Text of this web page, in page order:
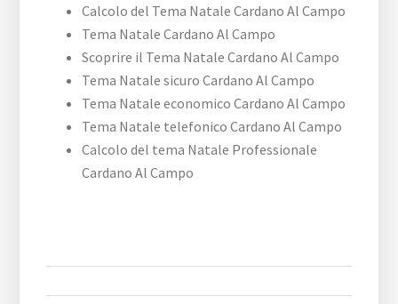
Calcolo del Tema Natale Cardano Al Campo
Tema Natale Cardano Al Campo
Scoprire il Tema Natale Cardano Al Campo
Tema Natale sicuro Cardano Al Campo
Tema Natale economico Cardano Al Campo
Tema Natale telefonico Cardano Al Campo
Calcolo del tema Natale Professionale
Cardano Al Campo